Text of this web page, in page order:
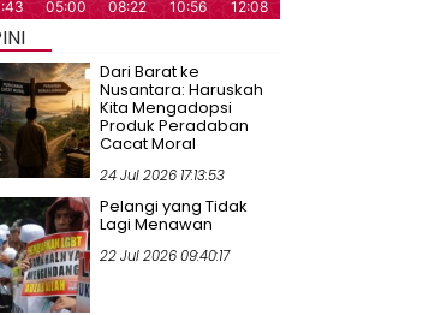
Dari Barat ke
Nusantara: Haruskah
Kita Mengadopsi
Produk Peradaban
Cacat Moral
24 Jul 2026 17:13:53
Pelangi yang Tidak
Lagi Menawan
22 Jul 2026 09:40:17